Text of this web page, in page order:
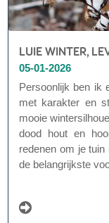
LUIE WINTER,
05-01-2026
Persoonlijk ben ik
met karakter en
mooie
dood hout en
redenen om je
de belangrijkste